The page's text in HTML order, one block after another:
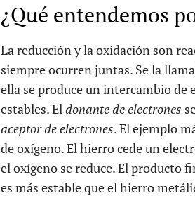
¿Qué entendemos
La reducción y la oxidación son
siempre ocurren juntas. Se la
ella se produce un intercambio de
estables. Eldonante de electrones
aceptor de electrones. El ejemplo
de oxígeno. El hierro cede un
el oxígeno se reduce. El producto
es más estable que el hierro